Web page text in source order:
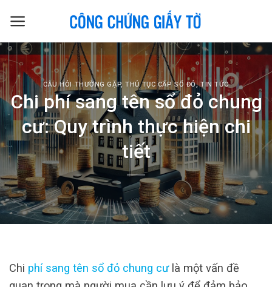
CÂU HỎI THƯỜNG GẶP,THỦ TỤC CẤP SỔ ĐỎ,TIN TỨC
Chi phí sang tên sổ đỏ chung
cư: Quy trình thực hiện chi
tiết
Chi phí sang tên sổ đỏ chung cưlà một vấn đề